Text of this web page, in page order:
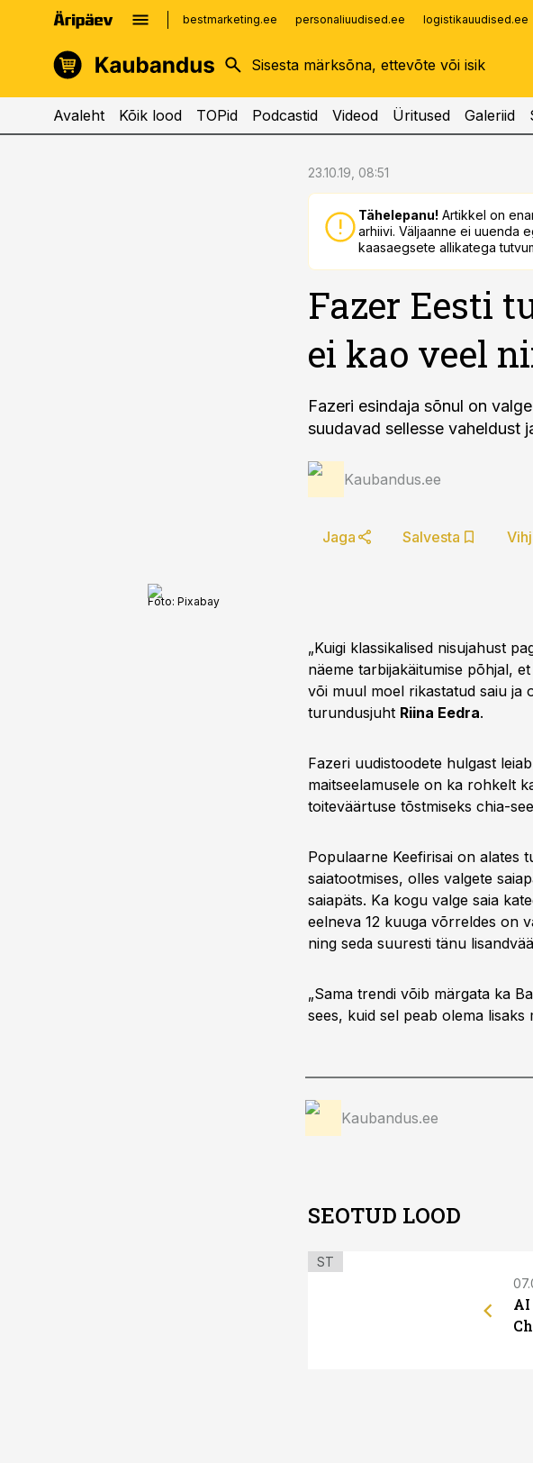
bestmarketing.ee personaliuudised.ee logistikauudised.ee
kinnisvarauudised.ee
logistikauudised.ee
imelineajalugu.ee
Infopank
Avaleht Kõik lood TOPid Podcastid Videod Üritused Galeriid
23.10.19, 08:51
Tähelepanu! Artikkel on
arhiivi. Väljaanne ei uuenda
kaasaegsete allikatega
Fazer Eesti
ei kao veel
Fazeri esindaja sõnul on
suudavad sellesse vaheldust
Kaubandus.ee
Jaga Salvesta
Foto: Pixabay
„Kuigi klassikalised nisujahust
näeme tarbijakäitumise põhjal,
või muul moel rikastatud saiu ja
turundusjuht Riina Eedra.
Fazeri uudistoodete hulgast
maitseelamusele on ka rohkelt
toiteväärtuse tõstmiseks chia-
Populaarne Keefirisai on alates
saiatootmises, olles valgete
saiapäts. Ka kogu valge saia
eelneva 12 kuuga võrreldes on
ning seda suuresti tänu
„Sama trendi võib märgata ka
sees, kuid sel peab olema lisaks
Kaubandus.ee
SEOTUD LOOD
ST